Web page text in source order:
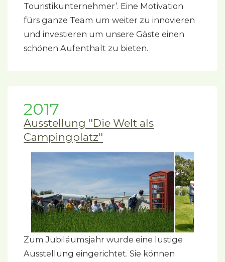
Touristikunternehmer’. Eine Motivation
fürs ganze Team um weiter zu innovieren
und investieren um unsere Gäste einen
schönen Aufenthalt zu bieten.
2017
Ausstellung ''Die Welt als
Campingplatz''
Zum Jubiläumsjahr wurde eine lustige
Ausstellung eingerichtet. Sie können